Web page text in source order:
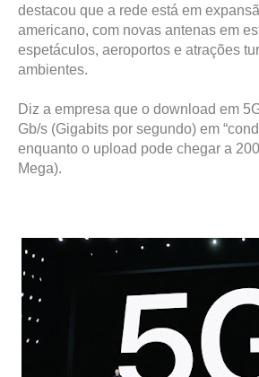
destacou que a rede está em
americano, com novas antenas em
espetáculos, aeroportos e atrações
ambientes.
Diz a empresa que o download em
Gb/s (Gigabits por segundo) em
enquanto o upload pode chegar a
Mega).